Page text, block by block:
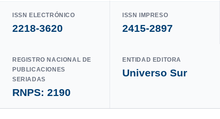
ISSN ELECTRÓNICO
2218-3620
ISSN IMPRESO
2415-2897
REGISTRO NACIONAL DE
PUBLICACIONES
SERIADAS
RNPS: 2190
ENTIDAD EDITORA
Universo Sur